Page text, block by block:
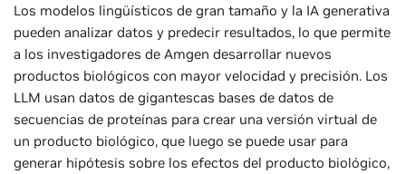
Los modelos lingüísticos de gran tamaño y la IA generativa
pueden analizar datos y predecir resultados, lo que permite
a los investigadores de Amgen desarrollar nuevos
productos biológicos con mayor velocidad y precisión. Los
LLM usan datos de gigantescas bases de datos de
secuencias de proteínas para crear una versión virtual de
un producto biológico, que luego se puede usar para
generar hipótesis sobre los efectos del producto biológico,